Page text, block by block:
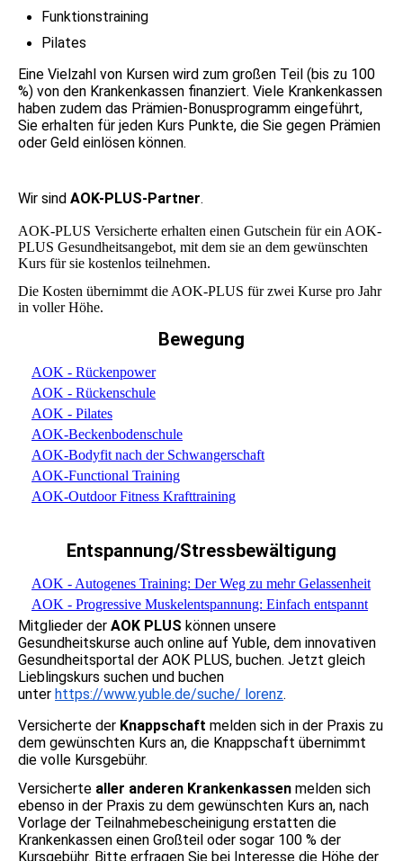
Funktionstraining
Pilates
Eine Vielzahl von Kursen wird zum großen Teil (bis zu 100
%) von den Krankenkassen finanziert. Viele Krankenkassen
haben zudem das Prämien-Bonusprogramm eingeführt,
Sie erhalten für jeden Kurs Punkte, die Sie gegen Prämien
oder Geld einlösen können.
Wir sind AOK-PLUS-Partner.
AOK-PLUS Versicherte erhalten einen Gutschein für ein AOK-
PLUS Gesundheitsangebot, mit dem sie an dem gewünschten
Kurs für sie kostenlos teilnehmen.
Die Kosten übernimmt die AOK-PLUS für zwei Kurse pro Jahr
in voller Höhe.
Bewegung
AOK - Rückenpower
AOK - Rückenschule
AOK - Pilates
AOK-Beckenbodenschule
AOK-Bodyfit nach der Schwangerschaft
AOK-Functional Training
AOK-Outdoor Fitness Krafttraining
Entspannung/Stressbewältigung
AOK - Autogenes Training: Der Weg zu mehr Gelassenheit
AOK - Progressive Muskelentspannung: Einfach entspannt
Mitglieder der AOK PLUS können unsere
Gesundheitskurse auch online auf Yuble, dem innovativen
Gesundheitsportal der AOK PLUS, buchen. Jetzt gleich
Lieblingskurs suchen und buchen
unter https://www.yuble.de/suche/ lorenz.
Versicherte der Knappschaft melden sich in der Praxis zu
dem gewünschten Kurs an, die Knappschaft übernimmt
die volle Kursgebühr.
Versicherte aller anderen Krankenkassen melden sich
ebenso in der Praxis zu dem gewünschten Kurs an, nach
Vorlage der Teilnahmebescheinigung erstatten die
Krankenkassen einen Großteil oder sogar 100 % der
Kursgebühr. Bitte erfragen Sie bei Interesse die Höhe der